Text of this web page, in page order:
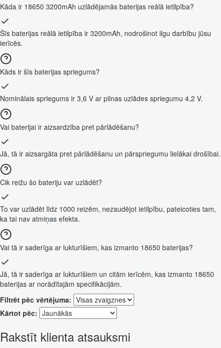
Kāda ir 18650 3200mAh uzlādējamās baterijas reālā ietilpība?
Šīs baterijas reālā ietilpība ir 3200mAh, nodrošinot ilgu darbību jūsu
ierīcēs.
Kāds ir šīs baterijas spriegums?
Nominālais spriegums ir 3,6 V ar pilnas uzlādes spriegumu 4,2 V.
Vai baterijai ir aizsardzība pret pārlādēšanu?
Jā, tā ir aizsargāta pret pārlādēšanu un pārspriegumu lielākai drošībai.
Cik reižu šo bateriju var uzlādēt?
To var uzlādēt līdz 1000 reizēm, nezaudējot ietilpību, pateicoties tam,
ka tai nav atmiņas efekta.
Vai tā ir saderīga ar lukturīšiem, kas izmanto 18650 baterijas?
Jā, tā ir saderīga ar lukturīšiem un citām ierīcēm, kas izmanto 18650
baterijas ar norādītajām specifikācijām.
Filtrēt pēc vērtējuma:
Kārtot pēc:
Rakstīt klienta atsauksmi